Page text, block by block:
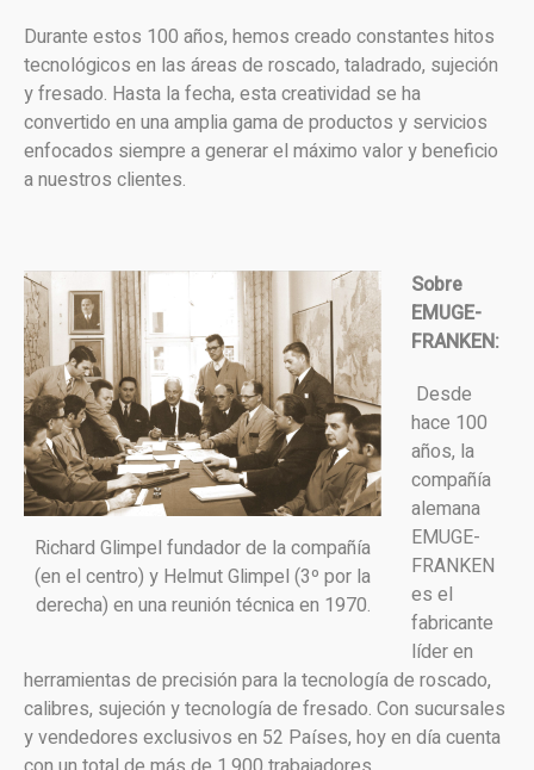
Durante estos 100 años, hemos creado constantes hitos
tecnológicos en las áreas de roscado, taladrado, sujeción
y fresado. Hasta la fecha, esta creatividad se ha
convertido en una amplia gama de productos y servicios
enfocados siempre a generar el máximo valor y beneficio
a nuestros clientes.
Richard Glimpel fundador de la compañía
(en el centro) y Helmut Glimpel (3º por la
derecha) en una reunión técnica en 1970.
Sobre
EMUGE-
FRANKEN:
Desde
hace 100
años, la
compañía
alemana
EMUGE-
FRANKEN
es el
fabricante
líder en
herramientas de precisión para la tecnología de roscado,
calibres, sujeción y tecnología de fresado. Con sucursales
y vendedores exclusivos en 52 Países, hoy en día cuenta